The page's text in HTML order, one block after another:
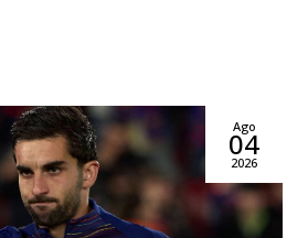
Ago
04
2026